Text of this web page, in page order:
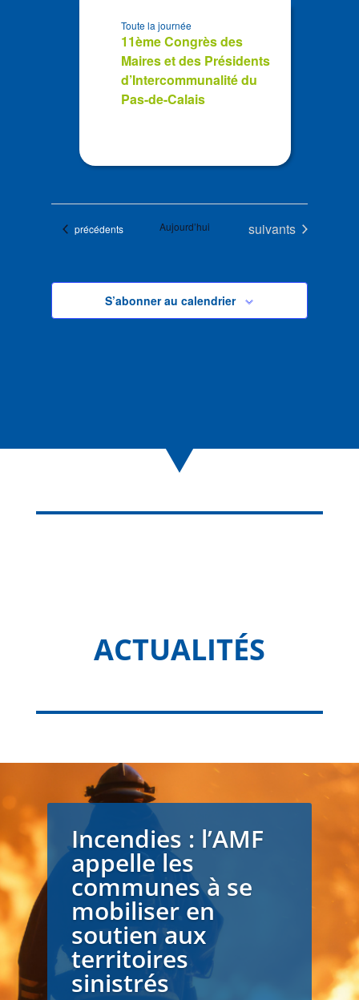
11ème Congrès des
Maires et des Présidents
d’Intercommunalité du
Pas-de-Calais
Toute la journée
Évènements
précédents Aujourd’hui Évènements
suivants
S’abonner au calendrier
ACTUALITÉS
Incendies : l’AMF
appelle les
communes à se
mobiliser en
soutien aux
territoires
sinistrés